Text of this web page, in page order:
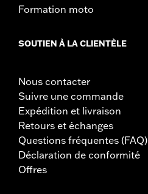
Formation moto
SOUTIEN À LA CLIENTÈLE
Nous contacter
Suivre une commande
Expédition et livraison
Retours et échanges
Questions fréquentes (FAQ)
Déclaration de conformité
Offres